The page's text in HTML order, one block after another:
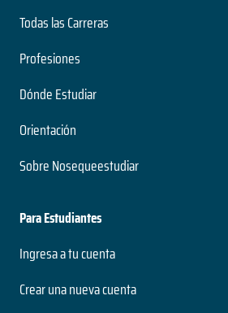
Todas las Carreras
Profesiones
Dónde Estudiar
Orientación
Sobre Nosequeestudiar
Para Estudiantes
Ingresa a tu cuenta
Crear una nueva cuenta